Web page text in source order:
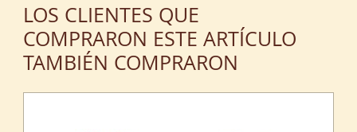
LOS CLIENTES QUE
COMPRARON ESTE ARTÍCULO
TAMBIÉN COMPRARON